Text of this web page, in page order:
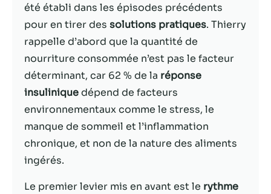
été établi dans les épisodes précédents
pour en tirer des solutions pratiques. Thierry
rappelle d’abord que la quantité de
nourriture consommée n’est pas le facteur
déterminant, car 62 % de la réponse
insuliniquedépend de facteurs
environnementaux comme le stress, le
manque de sommeil et l’inflammation
chronique, et non de la nature des aliments
ingérés.
Le premier levier mis en avant est le rythme
Nécessaire
Ces cookies ne
sont pas
facultatifs. Ils
sont
nécessaires au
fonctionnement
du site Web.
Statistiques
améliorer la